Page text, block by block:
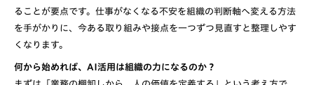
ることが要点です。仕事がなくなる不安を組織の判断軸へ変える方法
を手がかりに、今ある取り組みや接点を一つずつ見直すと整理しやす
くなります。
何から始めれば、AI活用は組織の力になるのか？